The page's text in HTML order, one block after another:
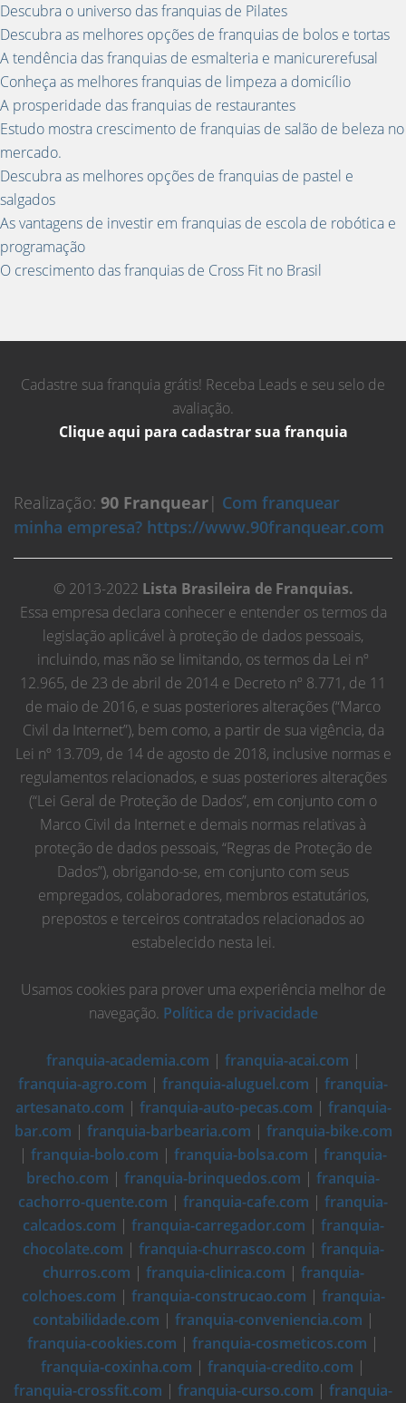
Descubra o universo das franquias de Pilates
Descubra as melhores opções de franquias de bolos e tortas
A tendência das franquias de esmalteria e manicurerefusal
Conheça as melhores franquias de limpeza a domicílio
A prosperidade das franquias de restaurantes
Estudo mostra crescimento de franquias de salão de beleza no
mercado.
Descubra as melhores opções de franquias de pastel e
salgados
As vantagens de investir em franquias de escola de robótica e
programação
O crescimento das franquias de Cross Fit no Brasil
Cadastre sua franquia grátis! Receba Leads e seu selo de
avaliação.
Clique aqui para cadastrar sua franquia
Realização: 90 Franquear| Com franquear
minha empresa? https://www.90franquear.com
© 2013-2022 Lista Brasileira de Franquias.
Essa empresa declara conhecer e entender os termos da
legislação aplicável à proteção de dados pessoais,
incluindo, mas não se limitando, os termos da Lei nº
12.965, de 23 de abril de 2014 e Decreto nº 8.771, de 11
de maio de 2016, e suas posteriores alterações (“Marco
Civil da Internet”), bem como, a partir de sua vigência, da
Lei nº 13.709, de 14 de agosto de 2018, inclusive normas e
regulamentos relacionados, e suas posteriores alterações
(“Lei Geral de Proteção de Dados”, em conjunto com o
Marco Civil da Internet e demais normas relativas à
proteção de dados pessoais, “Regras de Proteção de
Dados”), obrigando-se, em conjunto com seus
empregados, colaboradores, membros estatutários,
prepostos e terceiros contratados relacionados ao
estabelecido nesta lei.
Usamos cookies para prover uma experiência melhor de
navegação. Política de privacidade
franquia-academia.com | franquia-acai.com |
franquia-agro.com | franquia-aluguel.com | franquia-
artesanato.com | franquia-auto-pecas.com | franquia-
bar.com | franquia-barbearia.com | franquia-bike.com
| franquia-bolo.com | franquia-bolsa.com | franquia-
brecho.com | franquia-brinquedos.com | franquia-
cachorro-quente.com | franquia-cafe.com | franquia-
calcados.com | franquia-carregador.com | franquia-
chocolate.com | franquia-churrasco.com | franquia-
churros.com | franquia-clinica.com | franquia-
colchoes.com | franquia-construcao.com | franquia-
contabilidade.com | franquia-conveniencia.com |
franquia-cookies.com | franquia-cosmeticos.com |
franquia-coxinha.com | franquia-credito.com |
franquia-crossfit.com | franquia-curso.com | franquia-